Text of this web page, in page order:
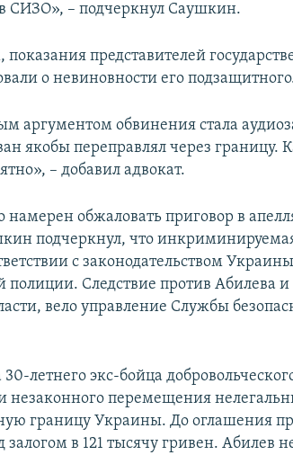
СИЗО», – подчеркнул Саушкин.
показания представителей
о невиновности его
аргументом обвинения стала
якобы переправлял через границу.
– добавил адвокат.
намерен обжаловать приговор в
подчеркнул, что инкриминируемая
с законодательством
полиции. Следствие против Абилева
вело управление Службы
летнего экс-бойца
незаконного перемещения
границу Украины. До оглашения
залогом в 121 тысячу гривен. Абилев